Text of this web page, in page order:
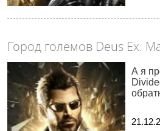
Город големов Deus Ex:
А я
21.12.